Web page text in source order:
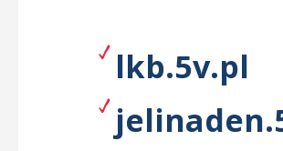
lkb.5v.pl